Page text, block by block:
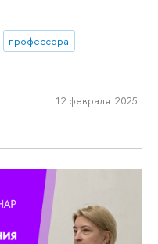
профессора
12 февраля 2025